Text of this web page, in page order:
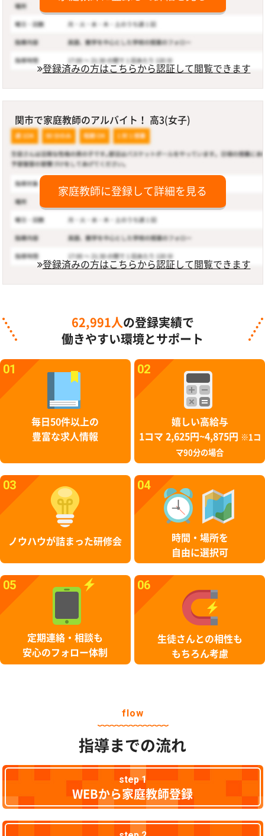
登録済みの方はこちらから認証して閲覧できます
関市で家庭教師のアルバイト！ 高3(女子)
家庭教師に登録して詳細を見る
登録済みの方はこちらから認証して閲覧できます
62,991人 の登録実績で
働きやすい環境とサポート
01
毎日50件以上の
豊富な求人情報
02
嬉しい高給与
1コマ 2,625円~4,875円
※1コ
マ90分の場合
03
ノウハウが詰まった研修会
04
時間・場所を
自由に選択可
05
定期連絡・相談も
安心のフォロー体制
06
生徒さんとの相性も
もちろん考慮
flow
指導までの流れ
step 1
WEBから家庭教師登録